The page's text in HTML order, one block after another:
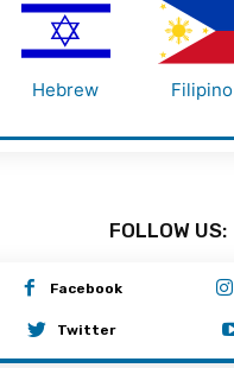
Hebrew Filipino
FOLLOW US:
Facebook
Twitter